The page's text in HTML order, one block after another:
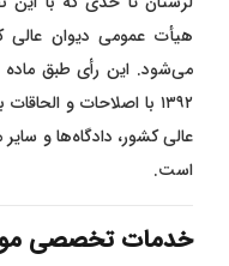
هیأت عمومی دیوان
۱۳۹۲ با اصلاحات و
عالی کشور، دادگاه‌ها و سایر
است.
خدمات تخصصی